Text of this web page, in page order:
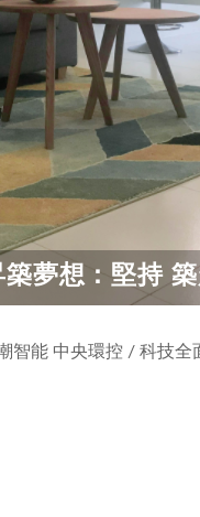
夢想：堅持
能 中央環控 / 科技全